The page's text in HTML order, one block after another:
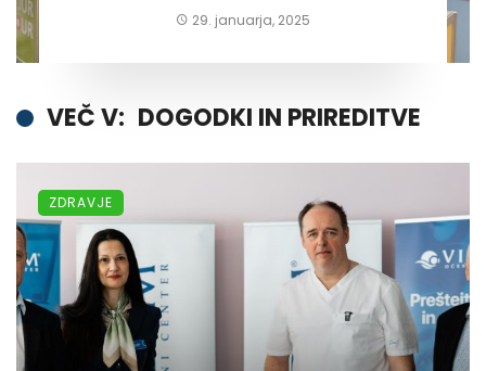
29. januarja, 2025
VEČ V: DOGODKI IN PRIREDITVE
ZDRAVJE